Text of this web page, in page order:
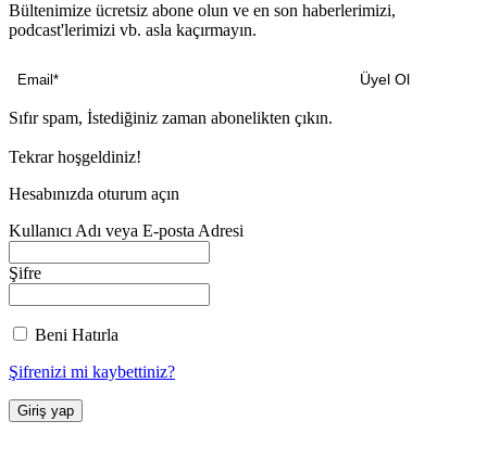
Bültenimize ücretsiz abone olun ve en son haberlerimizi,
podcast'lerimizi vb. asla kaçırmayın.
Sıfır spam, İstediğiniz zaman abonelikten çıkın.
Tekrar hoşgeldiniz!
Hesabınızda oturum açın
Kullanıcı Adı veya E-posta Adresi
Şifre
Beni Hatırla
Şifrenizi mi kaybettiniz?